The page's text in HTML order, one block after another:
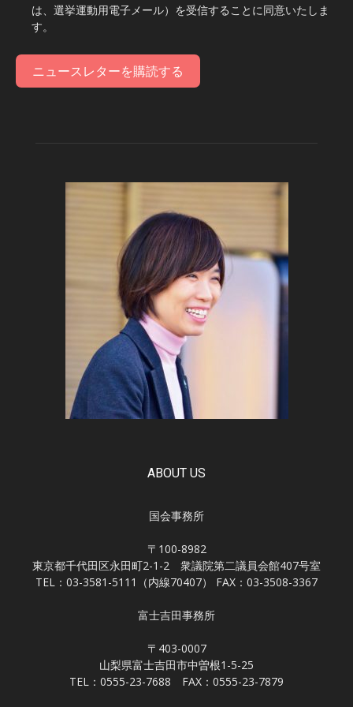
は、選挙運動用電子メール）を受信することに同意いたしま
す。
ニュースレターを購読する
ABOUT US
国会事務所
〒100-8982
東京都千代田区永田町2-1-2 衆議院第二議員会館407号室
TEL：03-3581-5111（内線70407） FAX：03-3508-3367
富士吉田事務所
〒403-0007
山梨県富士吉田市中曽根1-5-25
TEL：0555-23-7688 FAX：0555-23-7879